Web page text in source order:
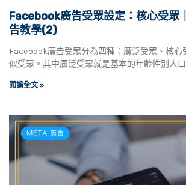
Facebook廣告受眾設定：核心受眾
告教學(2)
Facebook廣告受眾分為四種：廣泛受眾、核心
似受眾。其中廣泛受眾就是基本的年齡性別人
閱讀全文 »